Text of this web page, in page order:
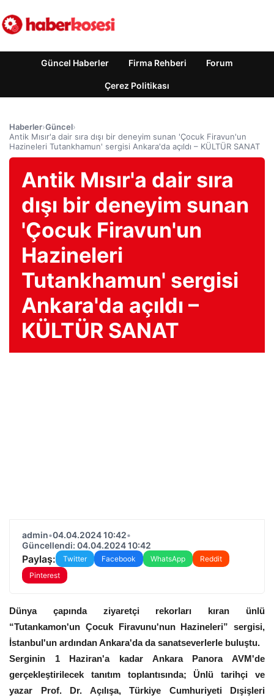
Güncel Haberler Firma Rehberi Forum
Çerez Politikası
Haberler›Güncel›
Antik Mısır'a dair sıra dışı bir deneyim sunan 'Çocuk Firavun'un
Hazineleri Tutankhamun' sergisi Ankara'da açıldı – KÜLTÜR SANAT
Antik Mısır'a dair sıra
dışı bir deneyim sunan
'Çocuk Firavun'un
Hazineleri
Tutankhamun' sergisi
Ankara'da açıldı –
KÜLTÜR SANAT
admin•04.04.2024 10:42•
Güncellendi: 04.04.2024 10:42
Paylaş: Twitter Facebook WhatsApp
Reddit
Pinterest
Dünya çapında ziyaretçi rekorları kıran ünlü
“Tutankamon'un Çocuk Firavunu'nun Hazineleri” sergisi,
İstanbul'un ardından Ankara'da da sanatseverlerle buluştu.
Serginin 1 Haziran'a kadar Ankara Panora AVM'de
gerçekleştirilecek tanıtım toplantısında; Ünlü tarihçi ve
yazar Prof. Dr. Açılışa, Türkiye Cumhuriyeti Dışişleri